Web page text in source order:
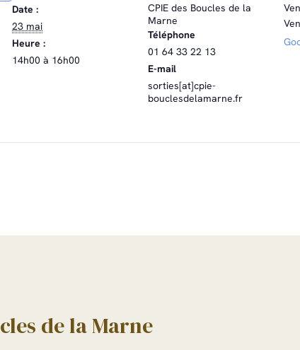
Date :
23 mai
Heure :
14h00 à 16h00
CPIE des Boucles de la
Marne
Téléphone
01 64 33 22 13
E-mail
sorties[at]cpie-
bouclesdelamarne.fr
de la Marne